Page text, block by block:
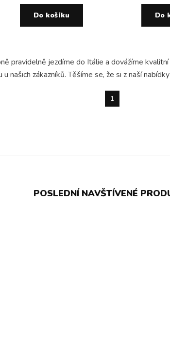
Do košíku Do
pravidelně jezdíme do Itálie a dovážíme
našich zákazníků. Těšíme se, že si z naší
1
POSLEDNÍ NAVŠTÍVENÉ